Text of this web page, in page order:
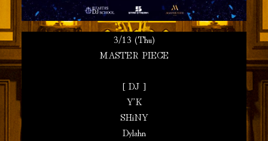
3/13 (Thu)
MASTER PIECE
[ DJ ]
Y’K
SHiNY
Dylahn